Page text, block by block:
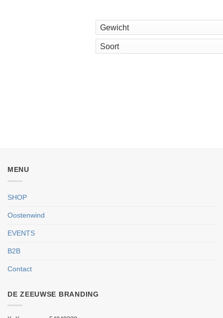
MENU
SHOP
Oostenwind
EVENTS
B2B
Contact
DE ZEEUWSE BRANDING